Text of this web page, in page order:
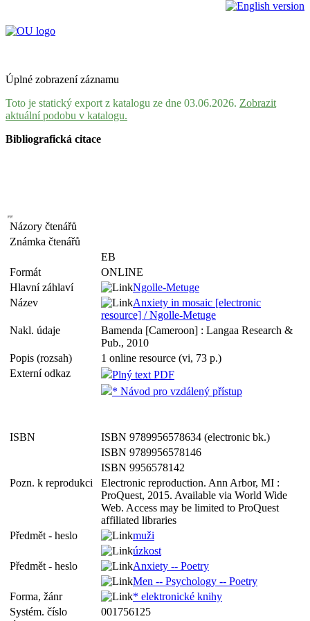
Úplné zobrazení záznamu
Toto je statický export z katalogu ze dne 03.06.2026. Zobrazit
aktuální podobu v katalogu.
Bibliografická citace
Názory čtenářů
Známka čtenářů
EB
Formát
ONLINE
Hlavní záhlaví
Ngolle-Metuge
Název
Anxiety in mosaic [electronic
resource] / Ngolle-Metuge
Nakl. údaje
Bamenda [Cameroon] : Langaa Research &
Pub., 2010
Popis (rozsah)
1 online resource (vi, 73 p.)
Externí odkaz
Plný text PDF
* Návod pro vzdálený přístup
ISBN
ISBN 9789956578634 (electronic bk.)
ISBN 9789956578146
ISBN 9956578142
Pozn. k reprodukci
Electronic reproduction. Ann Arbor, MI :
ProQuest, 2015. Available via World Wide
Web. Access may be limited to ProQuest
affiliated libraries
Předmět - heslo
muži
úzkost
Předmět - heslo
Anxiety -- Poetry
Men -- Psychology -- Poetry
Forma, žánr
* elektronické knihy
Systém. číslo
001756125